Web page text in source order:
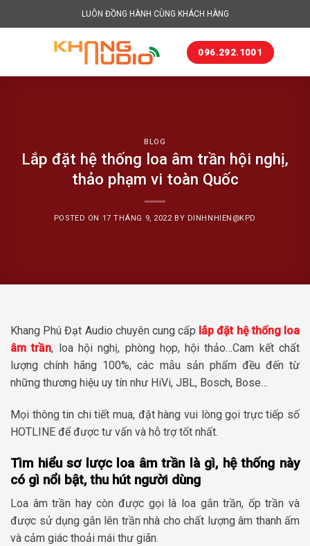
to
LUÔN ĐỒNG HÀNH CÙNG KHÁCH HÀNG
096.292.1001
BLOG
Lắp đặt hệ thống loa âm trần hội nghị,
thảo phạm vi toàn Quốc
POSTED ON 17 THÁNG 9, 2022BY DINHNHIEN@KPD
Khang Phú Đạt Audio chuyên cung cấp lắp đặt hệ thống loa
âm trần, loa hội nghị, phòng họp, hội thảo…Cam kết chất
lượng chính hãng 100%, các mẫu sản phẩm đều đến từ
những thương hiệu uy tín như HiVi, JBL, Bosch, Bose…
Mọi thông tin chi tiết mua, đặt hàng vui lòng gọi trực tiếp số
HOTLINE để được tư vấn và hỗ trợ tốt nhất.
Tìm hiểu sơ lược loa âm trần là gì, hệ thống này
có gì nổi bật, thu hút người dùng
Loa âm trần hay còn được gọi là loa gắn trần, ốp trần và
được sử dụng gắn lên trần nhà cho chất lượng âm thanh ấm
và cảm giác thoải mái thư giãn.